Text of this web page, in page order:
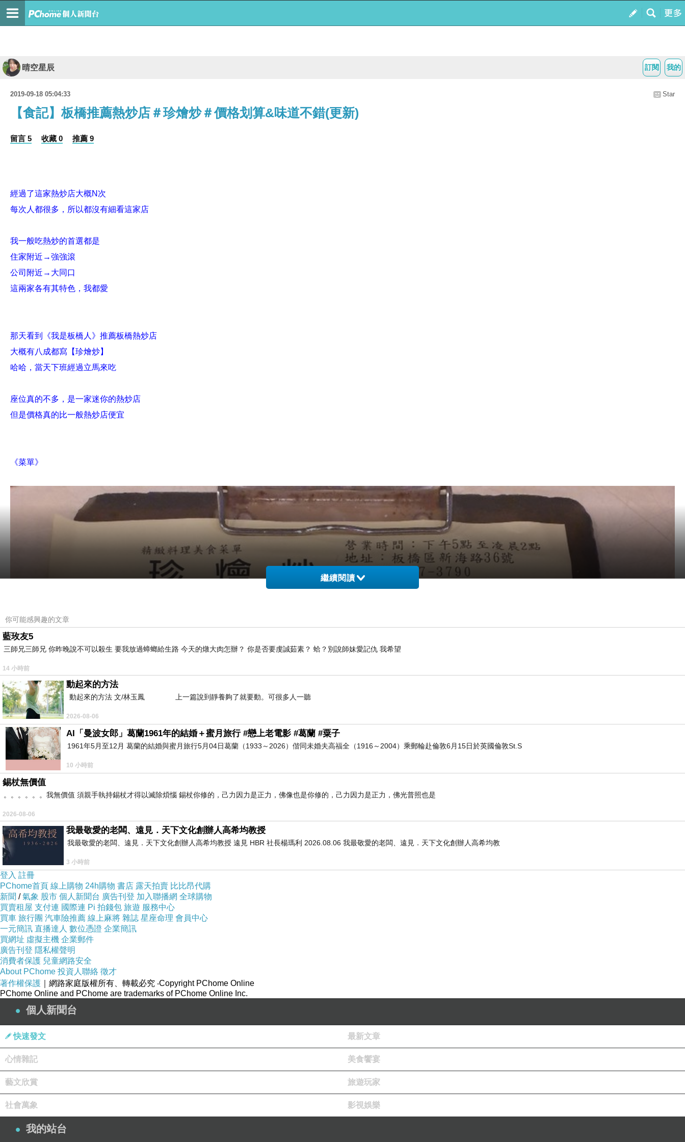
我的
訂閱
晴空星辰
2019-09-18 05:04:33 Star
【食記】板橋推薦熱炒店＃珍燴炒＃價格划算&味道不錯(更新)
留言 5 收藏 0 推薦 9
經過了這家熱炒店大概N次
每次人都很多，所以都沒有細看這家店
我一般吃熱炒的首選都是
住家附近→強強滾
公司附近→大同口
這兩家各有其特色，我都愛
那天看到《我是板橋人》推薦板橋熱炒店
大概有八成都寫【珍燴炒】
哈哈，當天下班經過立馬來吃
座位真的不多，是一家迷你的熱炒店
但是價格真的比一般熱炒店便宜
《菜單》
繼續閱讀
你可能感興趣的文章
藍玫友5
三師兄三師兄 你昨晚說不可以殺生 要我放過蟑螂給生路 今天的燉大肉怎辦？ 你是否要虔誠茹素？ 蛤？別說師妹愛記仇 我希望
14 小時前
動起來的方法
動起來的方法 文/林玉鳳 上一篇說到靜養夠了就要動。可很多人一聽
2026-08-06
AI「曼波女郎」葛蘭1961年的結婚＋蜜月旅行 #戀上老電影 #葛蘭 #粟子
1961年5月至12月 葛蘭的結婚與蜜月旅行5月04日葛蘭（1933～2026）偕同未婚夫高福全（1916～2004）乘郵輪赴倫敦6月15日於英國倫敦St.S
10 小時前
錫杖無價值
。。。。。。我無價值 須親手執持錫杖才得以滅除煩惱 錫杖你修的，己力因力是正力，佛像也是你修的，己力因力是正力，佛光普照也是
2026-08-06
我最敬愛的老闆、遠見．天下文化創辦人高希均教授
我最敬愛的老闆、遠見．天下文化創辦人高希均教授 遠見 HBR 社長楊瑪利 2026.08.06 我最敬愛的老闆、遠見．天下文化創辦人高希均教
3 小時前
登入 註冊
PChome首頁 線上購物 24h購物 書店 露天拍賣 比比昂代購
新聞 /氣象 股市 個人新聞台 廣告刊登 加入聯播網 全球購物
買賣租屋 支付連 國際連 Pi 拍錢包 旅遊 服務中心
買車 旅行團 汽車險推薦 線上麻將 雜誌 星座命理 會員中心
一元簡訊 直播達人 數位憑證 企業簡訊
買網址 虛擬主機 企業郵件
廣告刊登 隱私權聲明
消費者保護 兒童網路安全
About PChome 投資人聯絡 徵才
著作權保護 ｜網路家庭版權所有、轉載必究 ‧Copyright PChome Online
PChome Online and PChome are trademarks of PChome Online Inc.
個人新聞台
快速發文 最新文章
心情雜記 美食饗宴
藝文欣賞 旅遊玩家
社會萬象 影視娛樂
我的站台